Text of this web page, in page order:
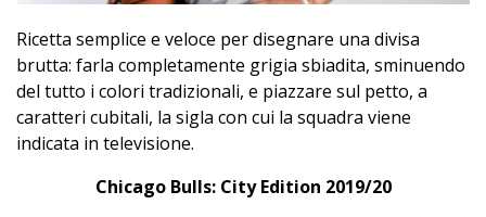
Ricetta semplice e veloce per disegnare una divisa
brutta: farla completamente grigia sbiadita, sminuendo
del tutto i colori tradizionali, e piazzare sul petto, a
caratteri cubitali, la sigla con cui la squadra viene
indicata in televisione.
Chicago Bulls: City Edition 2019/20